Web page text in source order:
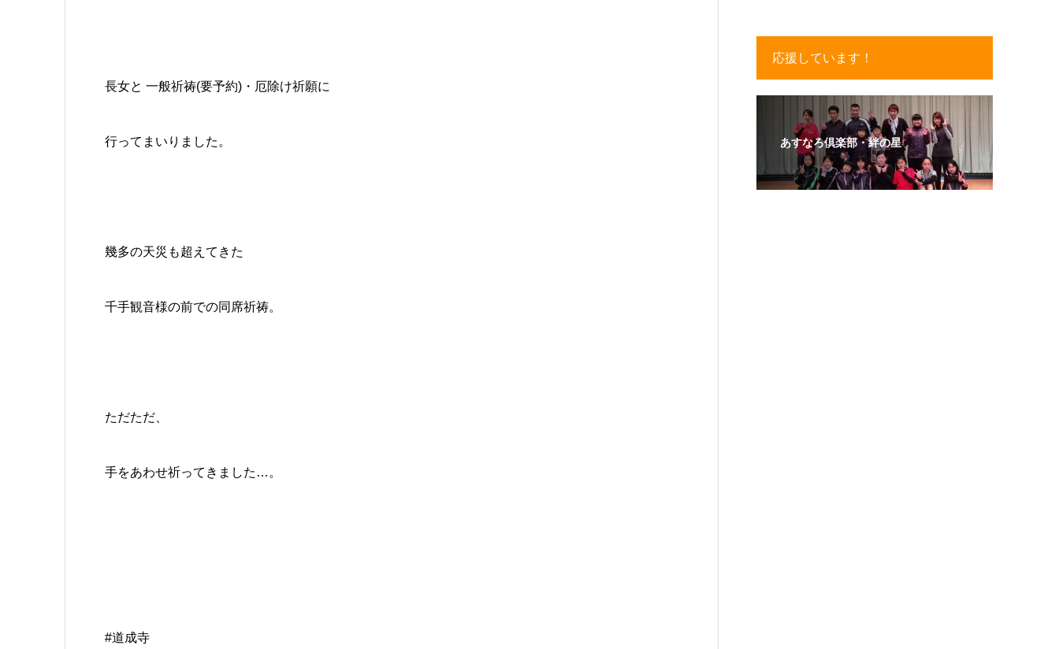
長女と 一般祈祷(要予約)・厄除け祈願に
行ってまいりました。
幾多の天災も超えてきた
千手観音様の前での同席祈祷。
ただただ、
手をあわせ祈ってきました…。
#道成寺
応援しています！
あすなろ倶楽部・絆の星